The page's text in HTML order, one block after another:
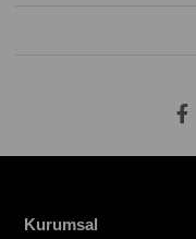
Kurumsal